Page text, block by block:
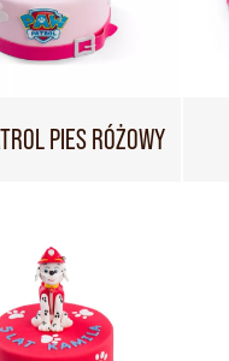
PIES RÓŻOWY